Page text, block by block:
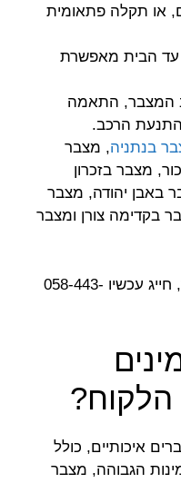
או תקלה פתאומית
עד הבית מאפשרת
המצבר, התאמה
הרכב.
בנתניה, מצבר
מצבר בזכרון
באבן יהודה, מצבר
בקדימה צורן ומצבר
אם אתה זקוק להחלפת מצבר, חייג עכשיו 058-443-
איכותיים, כולל
הגבוהה, מצבר